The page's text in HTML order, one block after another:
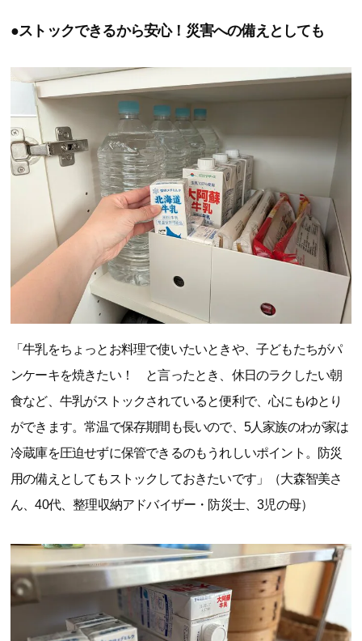
●ストックできるから安心！災害への備えとしても
「牛乳をちょっとお料理で使いたいときや、子どもたちがパ
ンケーキを焼きたい！ と言ったとき、休日のラクしたい朝
食など、牛乳がストックされていると便利で、心にもゆとり
ができます。常温で保存期間も長いので、5人家族のわが家は
冷蔵庫を圧迫せずに保管できるのもうれしいポイント。防災
用の備えとしてもストックしておきたいです」（大森智美さ
ん、40代、整理収納アドバイザー・防災士、3児の母）